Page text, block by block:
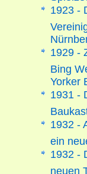
1923 -
1929 -
Bing
Yorker
1931 -
1932 -
ein
1932 -
neuen